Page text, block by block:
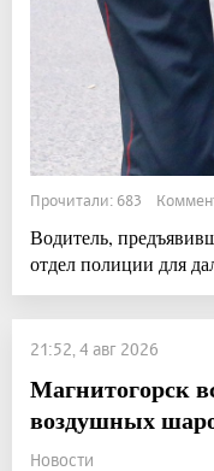
Прочитали: 683
Водитель,
отдел полиции для
21:52, 4 авг 2026
Магнитогорск
воздушных
Новости